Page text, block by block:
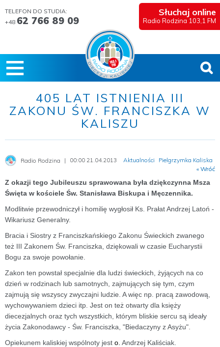
TELEFON DO STUDIA:
+48 62 766 89 09
Słuchaj online
Radio Rodzina 103,1 FM
405 LAT ISTNIENIA III
ZAKONU ŚW. FRANCISZKA W
KALISZU
Radio Rodzina 00:00 21.04.2013 Aktualności
Pielgrzymka Kaliska
« Wróć
Z okazji tego Jubileuszu sprawowana była dziękczynna Msza
Święta w kościele Św. Stanisława Biskupa i Męczennika.
Modlitwie przewodniczył i homilię wygłosił Ks. Prałat Andrzej Latoń -
Wikariusz Generalny.
Bracia i Siostry z Franciszkańskiego Zakonu Świeckich zwanego
też III Zakonem Św. Franciszka, dziękowali w czasie Eucharystii
Bogu za swoje powołanie.
Zakon ten powstał specjalnie dla ludzi świeckich, żyjących na co
dzień w rodzinach lub samotnych, zajmujących się tym, czym
zajmują się wszyscy zwyczajni ludzie. A więc np. pracą zawodową,
wychowywaniem dzieci itp. Jest on też otwarty dla księży
diecezjalnych oraz tych wszystkich, którym bliskie sercu są ideały
życia Zakonodawcy - Św. Franciszka, "Biedaczyny z Asyżu".
Opiekunem kaliskiej wspólnoty jest o. Andrzej Kaliściak.